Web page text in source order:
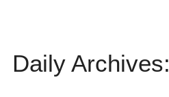
content
Daily Archives: